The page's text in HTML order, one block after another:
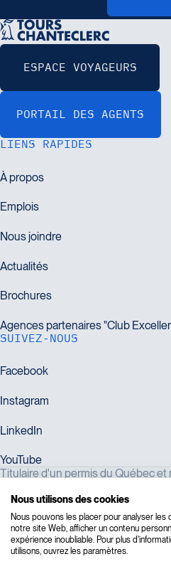
LIENS RAPIDES
SUIVEZ-NOUS
Titulaire d'un permis du Québec et
Nous utilisons des cookies
Nous pouvons les placer pour analyser
notre site Web, afficher un contenu
expérience inoubliable. Pour plus
utilisons, ouvrez les paramètres.